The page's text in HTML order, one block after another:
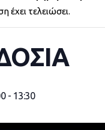
έχει τελειώσει.
- 13:30